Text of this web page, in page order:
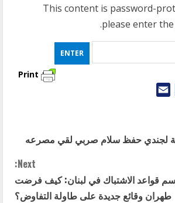
This content is password-
please enter
Print
Email
لجندي حفظ سلام صربي لقي مصرعه
Next:
رسم قواعد الاشتباك في لبنان: كيف فرضت
طهران وقائع جديدة على طاولة التفاوض؟